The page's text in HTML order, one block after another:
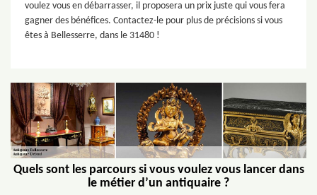
voulez vous en débarrasser, il proposera un prix juste qui vous fera
gagner des bénéfices. Contactez-le pour plus de précisions si vous
êtes à Bellesserre, dans le 31480 !
Quels sont les parcours si vous voulez vous lancer dans
le métier d’un antiquaire ?